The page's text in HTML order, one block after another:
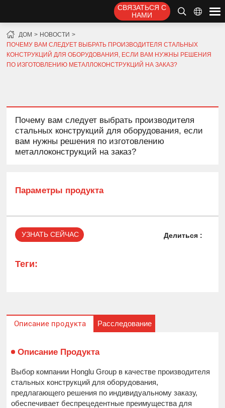
СВЯЗАТЬСЯ С
НАМИ
ДОМ
НОВОСТИ
ПОЧЕМУ ВАМ СЛЕДУЕТ ВЫБРАТЬ ПРОИЗВОДИТЕЛЯ СТАЛЬНЫХ
КОНСТРУКЦИЙ ДЛЯ ОБОРУДОВАНИЯ, ЕСЛИ ВАМ НУЖНЫ РЕШЕНИЯ
ПО ИЗГОТОВЛЕНИЮ МЕТАЛЛОКОНСТРУКЦИЙ НА ЗАКАЗ?
Почему вам следует выбрать производителя
стальных конструкций для оборудования, если
вам нужны решения по изготовлению
металлоконструкций на заказ?
Параметры продукта
УЗНАТЬ СЕЙЧАС Делиться :
Теги:
Описание продукта Расследование
Описание Продукта
Выбор компании Honglu Group в качестве производителя
стальных конструкций для оборудования,
предлагающего решения по индивидуальному заказу,
обеспечивает беспрецедентные преимущества для